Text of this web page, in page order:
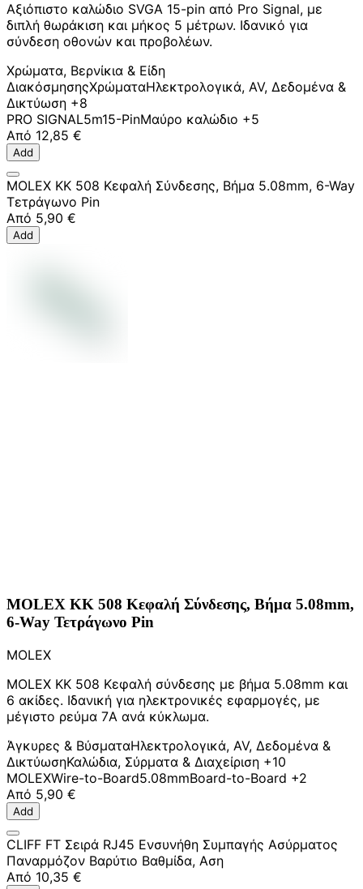
Αξιόπιστο καλώδιο SVGA 15-pin από Pro Signal, με
διπλή θωράκιση και μήκος 5 μέτρων. Ιδανικό για
σύνδεση οθονών και προβολέων.
Χρώματα, Βερνίκια & Είδη
ΔιακόσμησηςΧρώματαΗλεκτρολογικά, AV, Δεδομένα &
Δικτύωση +8
PRO SIGNAL5m15-PinΜαύρο καλώδιο +5
Από 12,85 €
Add
MOLEX KK 508 Κεφαλή Σύνδεσης, Βήμα 5.08mm, 6-Way
Τετράγωνο Pin
Από 5,90 €
Add
MOLEX KK 508 Κεφαλή Σύνδεσης, Βήμα 5.08mm,
6-Way Τετράγωνο Pin
MOLEX
MOLEX KK 508 Κεφαλή σύνδεσης με βήμα 5.08mm και
6 ακίδες. Ιδανική για ηλεκτρονικές εφαρμογές, με
μέγιστο ρεύμα 7A ανά κύκλωμα.
Άγκυρες & ΒύσματαΗλεκτρολογικά, AV, Δεδομένα &
ΔικτύωσηΚαλώδια, Σύρματα & Διαχείριση +10
MOLEXWire-to-Board5.08mmBoard-to-Board +2
Από 5,90 €
Add
CLIFF FT Σειρά RJ45 Ενσυνήθη Συμπαγής Ασύρματος
Παναρμόζον Βαρύτιο Βαθμίδα, Αση
Από 10,35 €